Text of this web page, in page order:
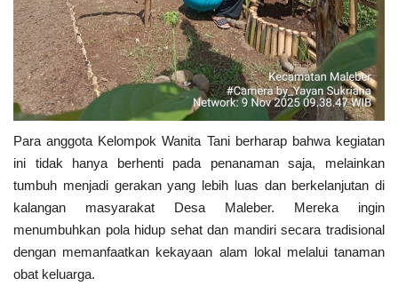
Para anggota Kelompok Wanita Tani berharap bahwa kegiatan
ini tidak hanya berhenti pada penanaman saja, melainkan
tumbuh menjadi gerakan yang lebih luas dan berkelanjutan di
kalangan masyarakat Desa Maleber. Mereka ingin
menumbuhkan pola hidup sehat dan mandiri secara tradisional
dengan memanfaatkan kekayaan alam lokal melalui tanaman
obat keluarga.